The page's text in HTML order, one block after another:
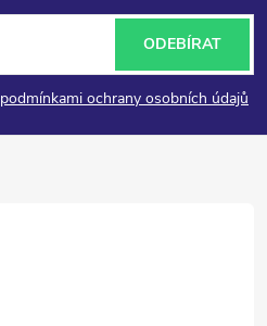
podmínkami ochrany osobních údajů
ODEBÍRAT